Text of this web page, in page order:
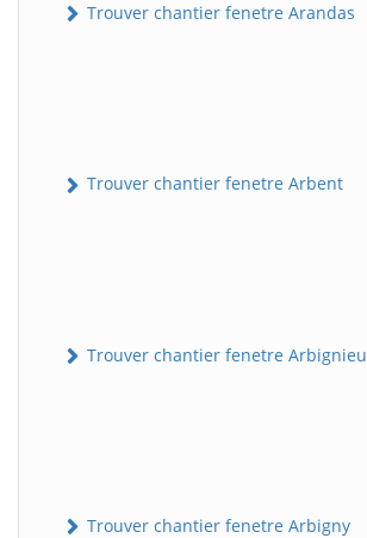
Trouver chantier fenetre Arandas
Trouver chantier fenetre Arbent
Trouver chantier fenetre Arbignieu
Trouver chantier fenetre Arbigny